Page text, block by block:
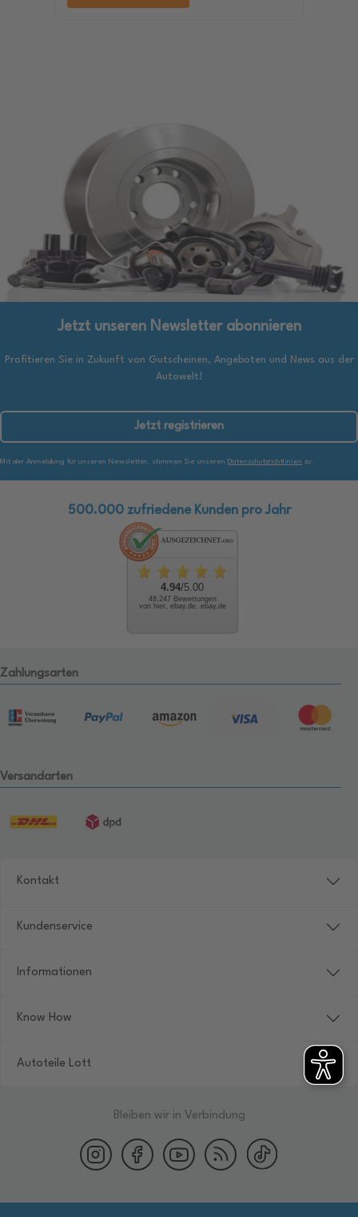
Jetzt unseren Newsletter abonnieren
Profitieren Sie in Zukunft von Gutscheinen, Angeboten und News aus der
Autowelt!
Jetzt registrieren
Mit der Anmeldung für unseren Newsletter, stimmen Sie unseren Datenschutzrichtlinien zu.
500.000 zufriedene Kunden pro Jahr
4.94/5.00
48.247 Bewertungen
von hier, ebay.de, ebay.de
Zahlungsarten
Versandarten
Kontakt
Kundenservice
Informationen
Know How
Autoteile Lott
Bleiben wir in Verbindung